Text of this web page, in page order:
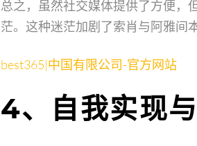
总之，虽然社交媒体提供了方便，
茫。这种迷茫加剧了索肖与阿雅间
best365|中国有限公司-官方网站
4、自我实现